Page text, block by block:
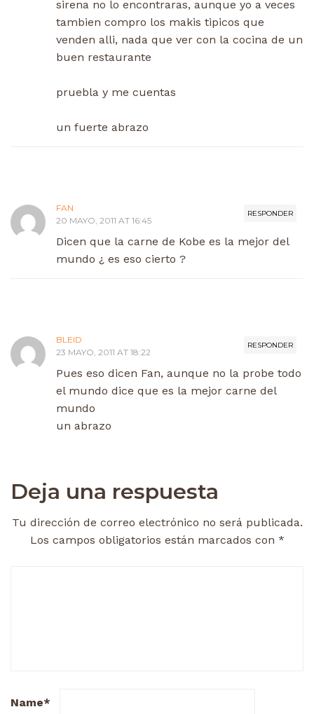
sirena no lo encontraras, aunque yo a veces
tambien compro los makis tipicos que
venden alli, nada que ver con la cocina de un
buen restaurante
pruebla y me cuentas
un fuerte abrazo
RESPONDER
FAN
20 MAYO, 2011 AT 16:45
Dicen que la carne de Kobe es la mejor del
mundo ¿ es eso cierto ?
RESPONDER
BLEID
23 MAYO, 2011 AT 18:22
Pues eso dicen Fan, aunque no la probe todo
el mundo dice que es la mejor carne del
mundo
un abrazo
Deja una respuesta
Tu dirección de correo electrónico no será publicada.
Los campos obligatorios están marcados con *
Name*